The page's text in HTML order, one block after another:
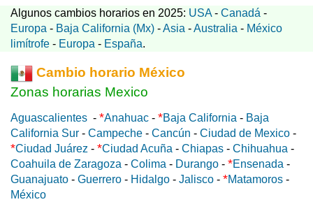
Algunos cambios horarios en 2025: USA- Canadá -
Europa - Baja California (Mx) -Asia -Australia - México
limítrofe - Europa - España.
Cambio horario México
Zonas horarias Mexico
Aguascalientes - *Anahuac - *Baja California - Baja
California Sur - Campeche - Cancún - Ciudad de Mexico -
*Ciudad Juárez - *Ciudad Acuña - Chiapas - Chihuahua -
Coahuila de Zaragoza - Colima - Durango - *Ensenada -
Guanajuato - Guerrero - Hidalgo - Jalisco - *Matamoros -
México